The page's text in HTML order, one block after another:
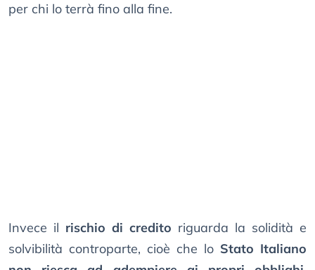
per chi lo terrà fino alla fine.
Invece il rischio di credito riguarda la solidità e
solvibilità controparte, cioè che lo Stato Italiano